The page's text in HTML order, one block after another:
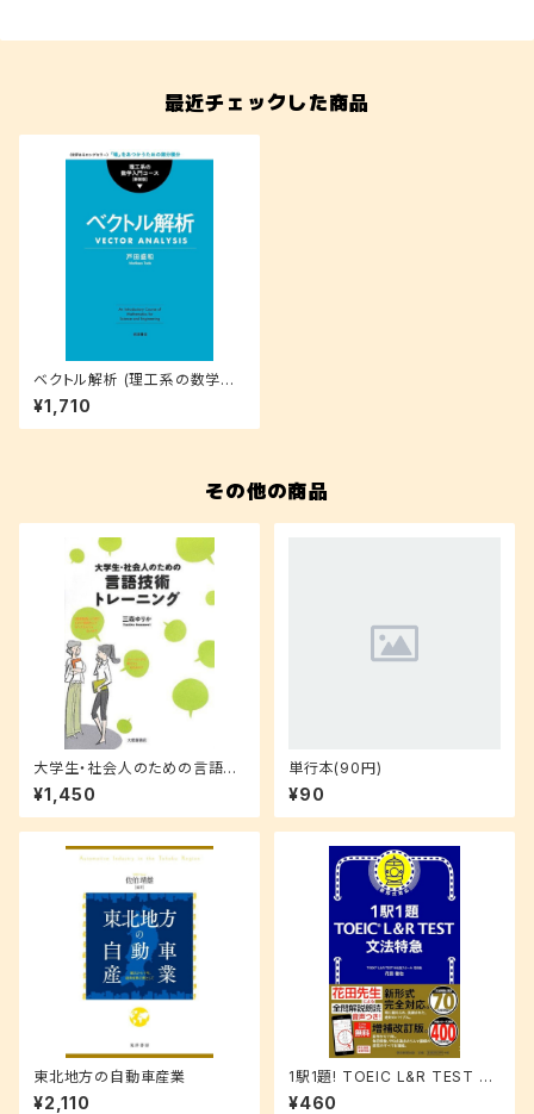
最近チェックした商品
ベクトル解析 (理工系の数学入
門コース)
¥1,710
その他の商品
大学生・社会人のための言語技
術トレーニング
¥1,450
単行本(90円)
¥90
東北地方の自動車産業
¥2,110
1駅1題! TOEIC L&R TEST 文
法特急
¥460